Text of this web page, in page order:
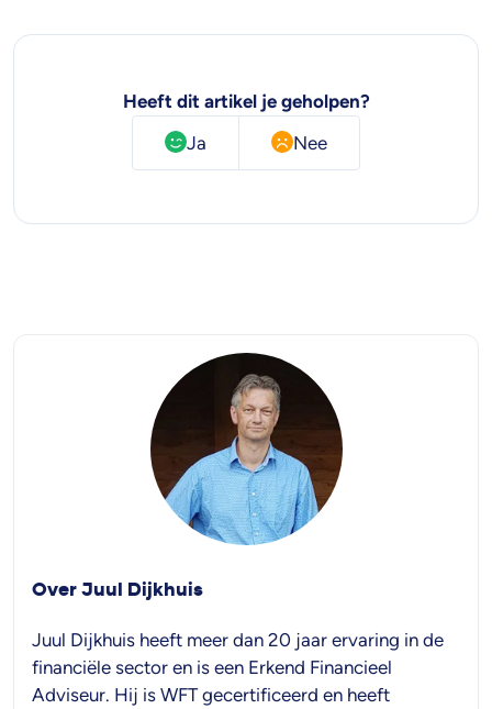
Heeft dit artikel je geholpen?
Ja
Nee
Over Juul Dijkhuis
Juul Dijkhuis heeft meer dan 20 jaar ervaring in de
financiële sector en is een Erkend Financieel
Adviseur. Hij is WFT gecertificeerd en heeft